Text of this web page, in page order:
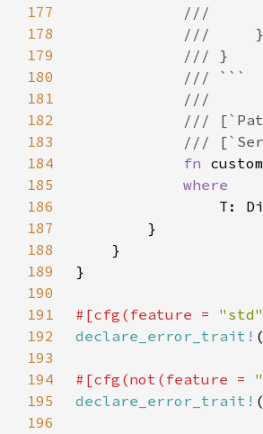
177
178
179
180
181
182
183
184
fn
185
186
187
188
189
190
191
#[cfg(feature = "std"
192
declare_error_trait!
193
194
#[cfg(not(feature =
195
declare_error_trait!
196